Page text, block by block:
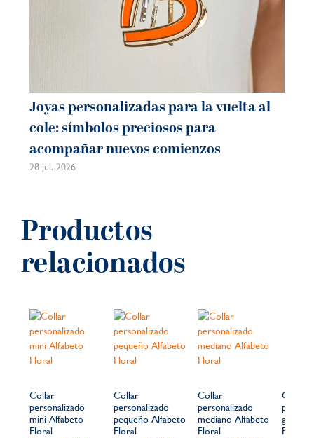
Joyas personalizadas para la vuelta al
cole: símbolos preciosos para
acompañar nuevos comienzos
28 jul. 2026
Productos
relacionados
Collar
personalizado
mini Alfabeto
Floral
Collar
personalizado
pequeño Alfabeto
Floral
Collar
personalizado
mediano Alfabeto
Floral
Collar
grande
Floral